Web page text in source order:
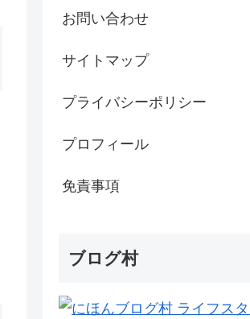
お問い合わせ
サイトマップ
プライバシーポリシー
プロフィール
免責事項
ブログ村